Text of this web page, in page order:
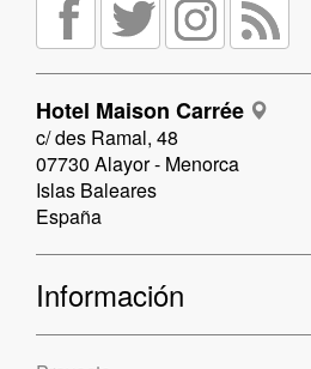
Hotel Maison Carrée
c/ des Ramal, 48
07730 Alayor - Menorca
Islas Baleares
España
Información